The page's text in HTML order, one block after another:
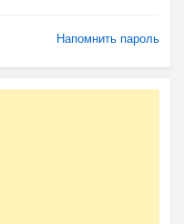
Напомнить пароль